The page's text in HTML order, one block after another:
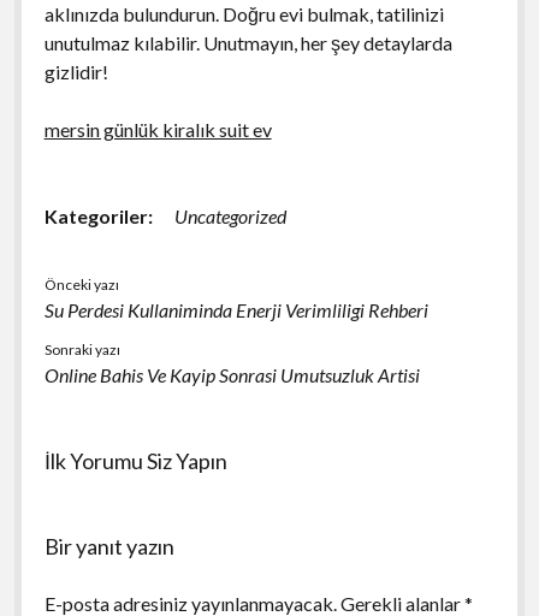
aklınızda bulundurun. Doğru evi bulmak, tatilinizi
unutulmaz kılabilir. Unutmayın, her şey detaylarda
gizlidir!
mersin günlük kiralık suit ev
Kategoriler: Uncategorized
Önceki yazı
Su Perdesi Kullaniminda Enerji Verimliligi Rehberi
Sonraki yazı
Online Bahis Ve Kayip Sonrasi Umutsuzluk Artisi
İlk Yorumu Siz Yapın
Bir yanıt yazın
E-posta adresiniz yayınlanmayacak.Gerekli alanlar*